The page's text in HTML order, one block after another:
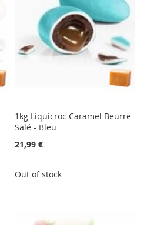
1kg Liquicroc Caramel Beurre
Salé - Bleu
21,99 €
Out of stock